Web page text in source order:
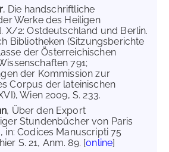
, Die handschriftliche
Werke des Heiligen
X/2: Ostdeutschland und Berlin.
Bibliotheken (Sitzungsberichte
der Österreichischen
791;
der Kommission zur
Corpus der lateinischen
Wien 2009, S. 233.
, Über den Export
Stundenbücher von Paris
in: Codices Manuscripti 75
S. 21, Anm. 89. [online]